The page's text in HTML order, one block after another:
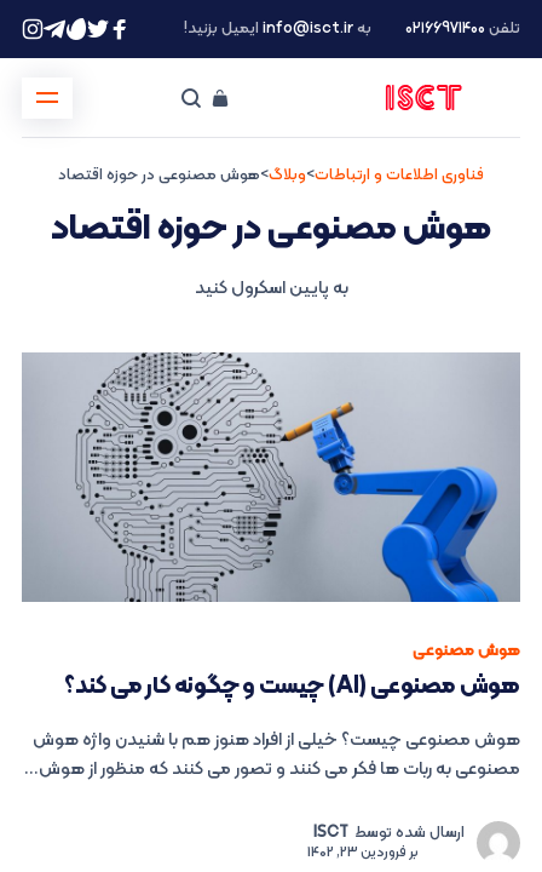
تلفن ۰۲۱66971400 بهinfo@isct.irایمیل بزنید!
فناوری اطلاعات و ارتباطات>وبلاگ>هوش مصنوعی در حوزه اقتصاد
هوش مصنوعی در حوزه اقتصاد
به پایین اسکرول کنید
هوش مصنوعی
هوش مصنوعی (AI) چیست و چگونه کار می کند؟
هوش مصنوعی چیست؟ خیلی از افراد هنوز هم با شنیدن واژه هوش
مصنوعی به ربات ها فکر می کنند و تصور می کنند که منظور از هوش...
ارسال شده توسط ISCT
برفروردین 23, 1402